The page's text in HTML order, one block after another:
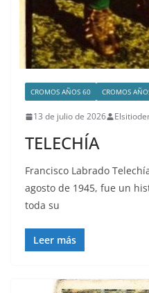
CROMOS AÑOS 60 CROMOS
13 de julio de 2026
TELECHÍA
Francisco Labrado
agosto de 1945, fue un
toda su
Leer más